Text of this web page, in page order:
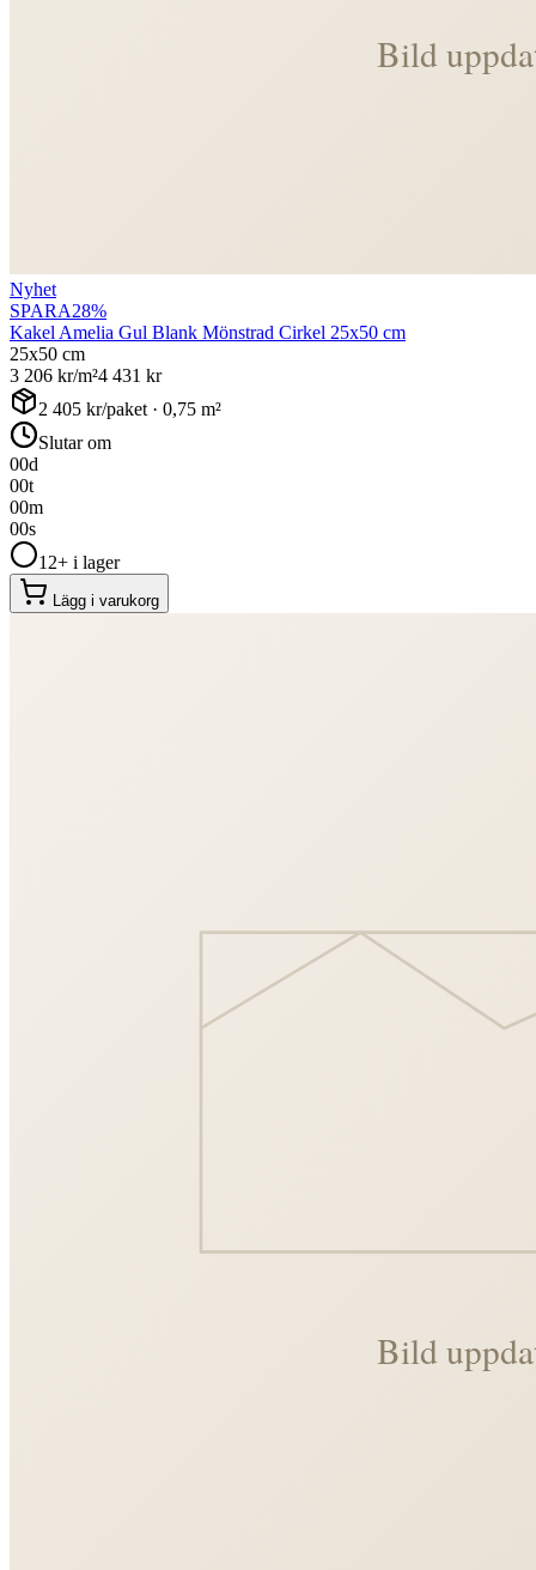
Nyhet
SPARA28%
Kakel Amelia Gul Blank Mönstrad Cirkel 25x50 cm
25x50 cm
3 206 kr/m²4 431 kr
2 405 kr/paket · 0,75 m²
Slutar om
00d
00t
00m
00s
12+ i lager
Lägg i varukorg